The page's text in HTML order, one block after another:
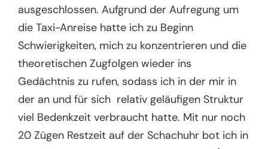
ausgeschlossen. Aufgrund der Aufregung um
die Taxi-Anreise hatte ich zu Beginn
Schwierigkeiten, mich zu konzentrieren und die
theoretischen Zugfolgen wieder ins
Gedächtnis zu rufen, sodass ich in der mir in
der an und für sich relativ geläufigen Struktur
viel Bedenkzeit verbraucht hatte. Mit nur noch
20 Zügen Restzeit auf der Schachuhr bot ich in